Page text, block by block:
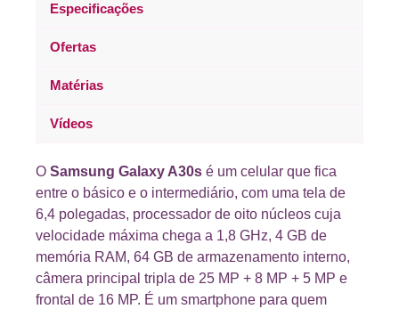
Especificações
Ofertas
Matérias
Vídeos
O Samsung Galaxy A30s é um celular que fica
entre o básico e o intermediário, com uma tela de
6,4 polegadas, processador de oito núcleos cuja
velocidade máxima chega a 1,8 GHz, 4 GB de
memória RAM, 64 GB de armazenamento interno,
câmera principal tripla de 25 MP + 8 MP + 5 MP e
frontal de 16 MP. É um smartphone para quem